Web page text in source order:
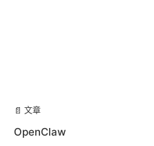
📄 文章
OpenClaw